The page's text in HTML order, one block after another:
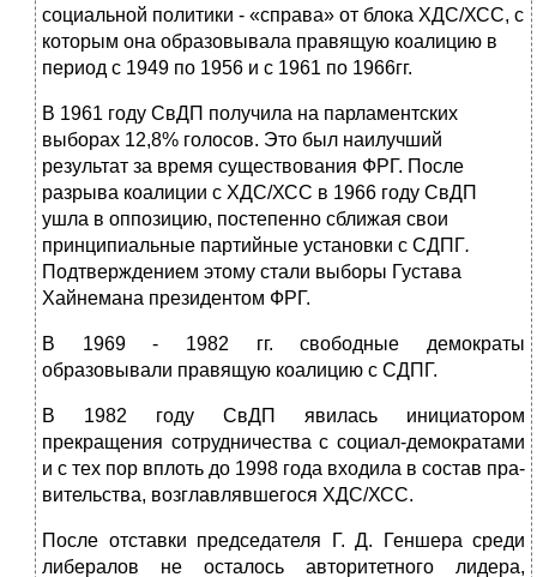
социальной политики - «справа» от блока ХДС/ХСС, с
кото­рым она образовывала правящую коалицию в
период с 1949 по 1956 и с 1961 по 1966гг.
В 1961 году СвДП получила на парламентских
выборах 12,8% голосов. Это был наилучший
результат за время существования ФРГ. После
разрыва коалиции с ХДС/ХСС в 1966 году СвДП
ушла в оппозицию, постепенно сбли­жая свои
принципиальные партийные установки с СДПГ.
Подтверждением этому стали выборы Густава
Хайнемана президентом ФРГ.
В 1969 - 1982 гг. свободные демократы
образовывали правящую коали­цию с СДПГ.
В 1982 году СвДП явилась инициатором
прекращения сотрудничества с социал-демократами
и с тех пор вплоть до 1998 года входила в состав пра­
вительства, возглавлявшегося ХДС/ХСС.
После отставки председателя Г. Д. Геншера среди
либералов не осталось авторитетно­го лидера,